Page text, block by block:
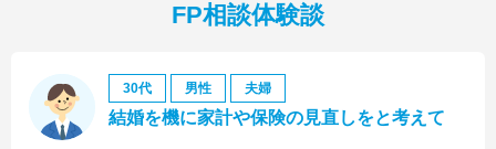
FP相談体験談
30代 男性 夫婦
結婚を機に家計や保険の見直しをと考えて